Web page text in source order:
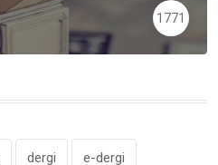
1771
dergi e-dergi